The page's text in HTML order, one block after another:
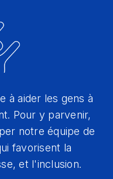
à aider les gens à
Pour y parvenir,
notre équipe de
favorisent la
et l'inclusion.